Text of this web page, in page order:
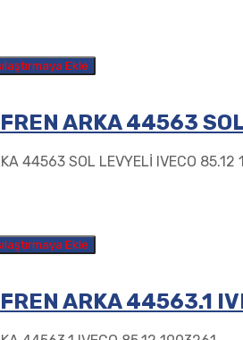
Ekle
ARKA 44563
44563 SOL LEVYELİ IVECO 85.12
Ekle
ARKA 44563.1